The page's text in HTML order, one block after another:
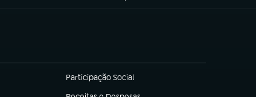
Participação Social
(abre em nova aba)